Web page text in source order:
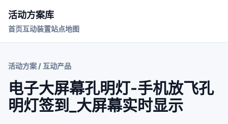
活动方案库
首页互动装置站点地图
活动方案 / 互动产品
电子大屏幕孔明灯-手机放飞孔
明灯签到_大屏幕实时显示